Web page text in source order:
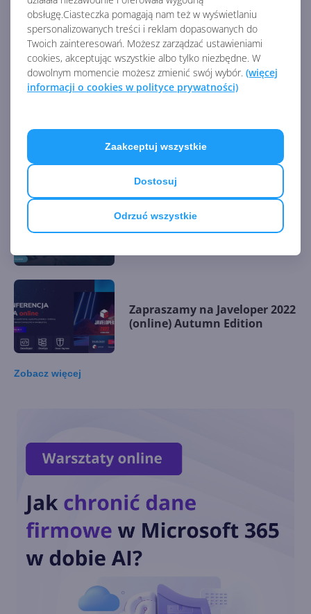
obsługę.Ciasteczka pomagają nam też w wyświetlaniu
spersonalizowanych treści i reklam dopasowanych do
Twoich zainteresowań. Możesz zarządzać ustawieniami
cookies, akceptując wszystkie albo tylko niezbędne. W
dowolnym momencie możesz zmienić swój wybór. (więcej
informacji o cookies w polityce prywatności)
Odrzuć wszystkie
Dostosuj
Zaakceptuj wszystkie
Microsoft Project z
CentrumXP - dowiedz się
więcej dzięki serii
dedykowanych materiałów!
Zapraszamy na EXPERT
SUMMIT 2022 – All about
Microsoft technologies
(online)
Zapraszamy na Women
TechStyle Summit 2022
Zapraszamy na Javeloper 2022
(online) Autumn Edition
Zapraszamy na Cloud Summit
2022 (online) Poland
Community Conference
Zapraszamy na Javeloper 2022
konferencję o Java
Zobacz więcej